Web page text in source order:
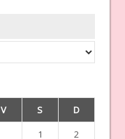
V S
D
1
2